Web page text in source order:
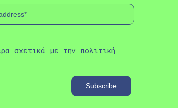
σχετικά με την πολιτική